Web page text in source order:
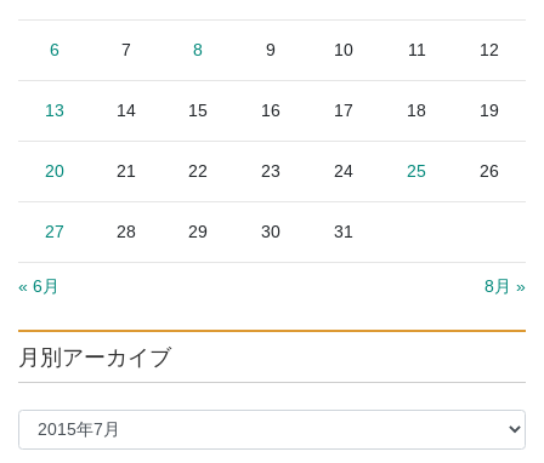
6 7 8 9 10 11 12
13 14 15 16 17 18 19
20 21 22 23 24 25 26
27 28 29 30 31
« 6月 8月 »
月別アーカイブ